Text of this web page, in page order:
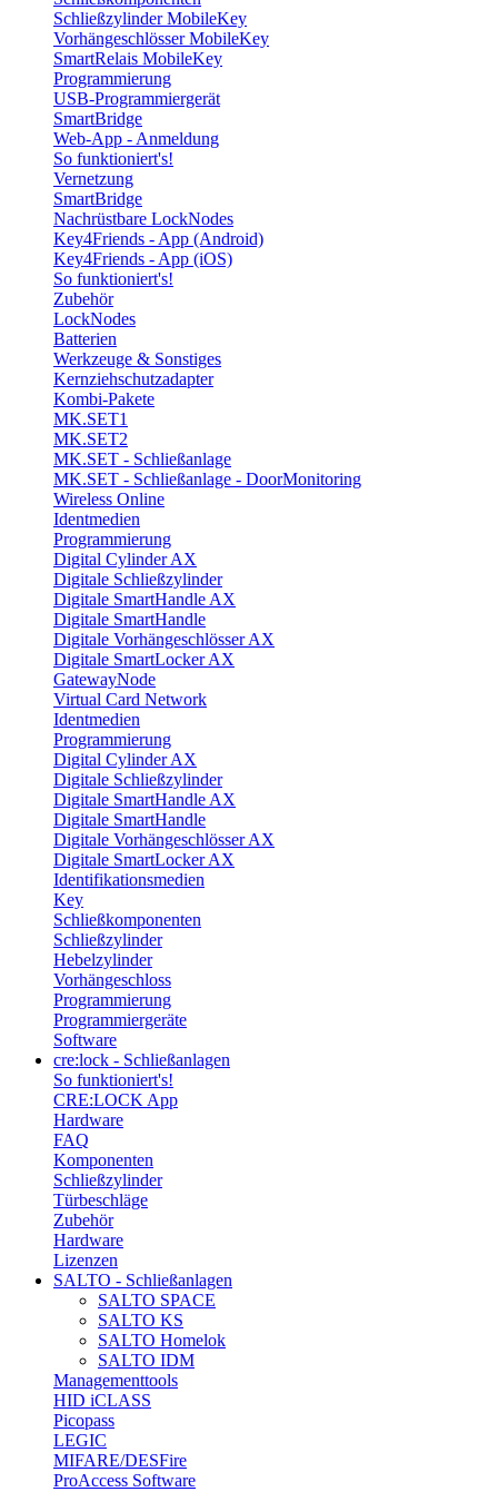
Schließzylinder MobileKey
Vorhängeschlösser MobileKey
SmartRelais MobileKey
Programmierung
USB-Programmiergerät
SmartBridge
Web-App - Anmeldung
So funktioniert's!
Vernetzung
SmartBridge
Nachrüstbare LockNodes
Key4Friends - App (Android)
Key4Friends - App (iOS)
So funktioniert's!
Zubehör
LockNodes
Batterien
Werkzeuge & Sonstiges
Kernziehschutzadapter
Kombi-Pakete
MK.SET1
MK.SET2
MK.SET - Schließanlage
MK.SET - Schließanlage - DoorMonitoring
Wireless Online
Identmedien
Programmierung
Digital Cylinder AX
Digitale Schließzylinder
Digitale SmartHandle AX
Digitale SmartHandle
Digitale Vorhängeschlösser AX
Digitale SmartLocker AX
GatewayNode
Virtual Card Network
Identmedien
Programmierung
Digital Cylinder AX
Digitale Schließzylinder
Digitale SmartHandle AX
Digitale SmartHandle
Digitale Vorhängeschlösser AX
Digitale SmartLocker AX
Identifikationsmedien
Key
Schließkomponenten
Schließzylinder
Hebelzylinder
Vorhängeschloss
Programmierung
Programmiergeräte
Software
cre:lock - Schließanlagen
So funktioniert's!
CRE:LOCK App
Hardware
FAQ
Komponenten
Schließzylinder
Türbeschläge
Zubehör
Hardware
Lizenzen
SALTO - Schließanlagen
SALTO SPACE
SALTO KS
SALTO Homelok
SALTO IDM
Managementtools
HID iCLASS
Picopass
LEGIC
MIFARE/DESFire
ProAccess Software